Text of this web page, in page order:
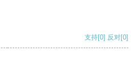
支持[0] 反对[0]